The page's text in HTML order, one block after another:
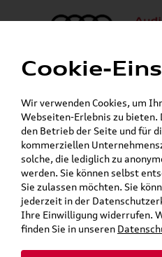
Menü
24h-Pannenhilfe:+49 (0)171 /
Gerade geschlossen
Verkauf:
Mo. - Fr. 08:00 - 19:00
Service:Mo. - Fr. 06:00 - 20:00
Der neue Audi
Ab sofort
Audi
Leasing
Der neue Audi
Ab sofort
Je älter Ihr
höher Ihr
ACHTUNG:
Mehr erfahren
Keine News
verpassen!
Grundträger zum
Cookie-
Wir verwenden Cookies, um
Webseiten-Erlebnis zu bieten.
den Betrieb der Seite und für
kommerziellen
solche, die lediglich zu
werden. Sie können selbst
Sie zulassen möchten. Sie
jederzeit in der
Ihre Einwilligung widerrufen.
finden Sie in unseren